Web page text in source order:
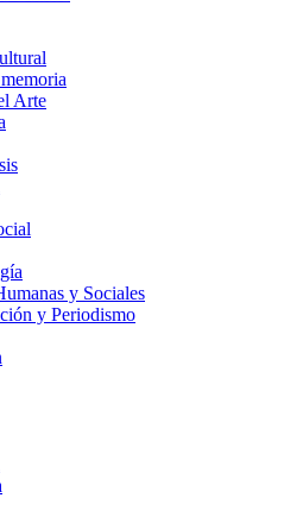
Arte
y Sociales
y Periodismo